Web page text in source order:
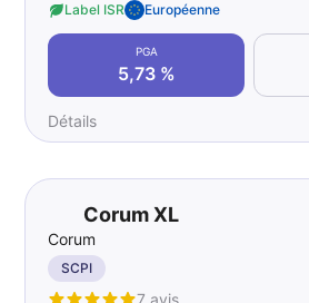
Label ISR Européenne
PGA
5,73 %
Détails
Corum XL
Corum
SCPI